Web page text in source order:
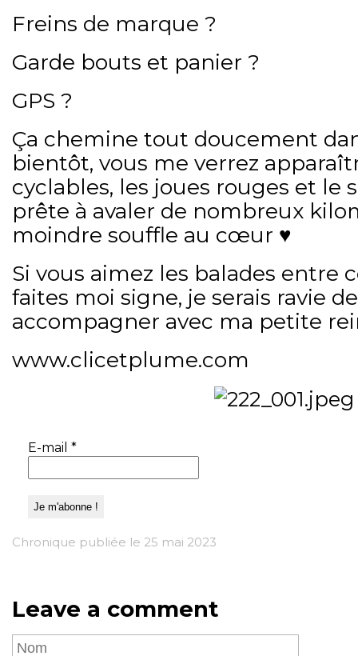
Freins de marque ?
Garde bouts et panier ?
GPS ?
Ça chemine tout doucement
bientôt, vous me verrez
cyclables, les joues rouges et le
prête à avaler de nombreux
moindre souffle au cœur ♥️
Si vous aimez les balades entre
faites moi signe, je serais ravie
accompagner avec ma petite
www.clicetplume.com
E-mail *
Chronique publiée le 25 mai 2023
Leave a comment